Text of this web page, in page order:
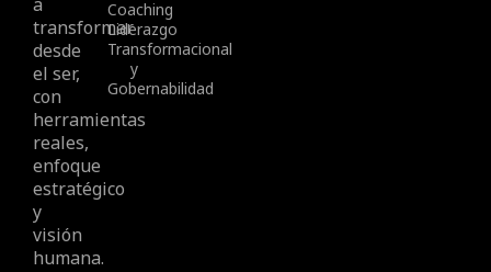
transformar
desde
el ser,
con
herramientas
reales,
enfoque
estratégico
y
visión
humana.
Coaching
Liderazgo
Transformacional
y
Gobernabilidad